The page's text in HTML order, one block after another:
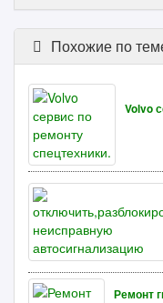
Похожие по
Volvo
Ремонт